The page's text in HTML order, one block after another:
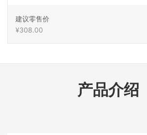
建议零售价
¥308.00
产品介绍